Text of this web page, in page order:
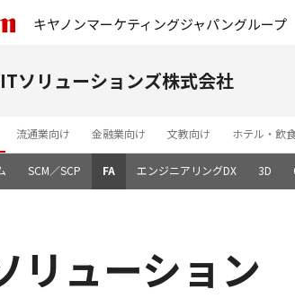
キヤノンマーケティングジャパングループ
ソリューションズ株式会社
流通業向け 金融業向け 文教向け ホテル・飲
SCM／SCP FA エンジニアリングDX 3D
リューション